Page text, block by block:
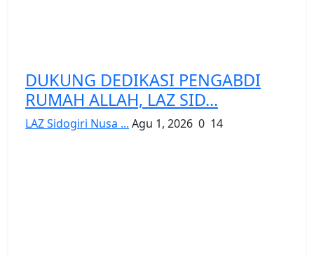
DUKUNG DEDIKASI PENGABDI
RUMAH ALLAH, LAZ SID...
LAZ Sidogiri Nusa ... Agu 1, 2026 0 14